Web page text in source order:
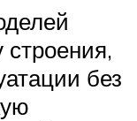
строения,
без